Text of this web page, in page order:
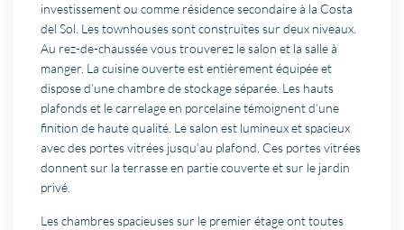
investissement ou comme résidence secondaire à la Costa
del Sol. Les townhouses sont construites sur deux niveaux.
Au rez-de-chaussée vous trouverez le salon et la salle à
manger. La cuisine ouverte est entièrement équipée et
dispose d’une chambre de stockage séparée. Les hauts
plafonds et le carrelage en porcelaine témoignent d’une
finition de haute qualité. Le salon est lumineux et spacieux
avec des portes vitrées jusqu’au plafond. Ces portes vitrées
donnent sur la terrasse en partie couverte et sur le jardin
privé.
Les chambres spacieuses sur le premier étage ont toutes